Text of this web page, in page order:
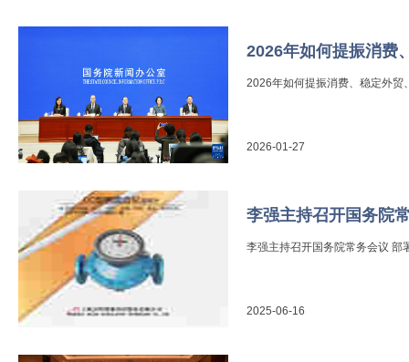
2026年如何提振消费
2026年如何提振消费、稳定外贸
2026-01-27
李强主持召开国务院
李强主持召开国务院常务会议 部
2025-06-16